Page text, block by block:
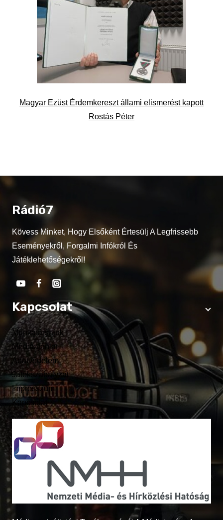
Magyar Ezüst Érdemkereszt állami elismerést kapott
Rostás Péter
Rádió7
Kövess Minket, Hogy Elsőként Értesülj A Legfrissebb
Eseményekről, Forgalmi Infókról És
Játéklehetőségekről!
Kapcsolat
Munkatársaink
Médiaajánlat
Adatvédelem
Játékszabályzat
Impresszum
Kapcsolat